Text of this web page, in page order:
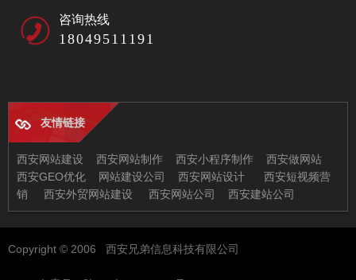
咨询热线
18049511191
地址：西安市未央区恒大都市广场11-2
友情链接
西安网站建设 西安网站制作 西安小程序制作
西安做网站
西安GEO优化
网站建设公司 西安网站设计
西安短视频营
销
西安外贸网站建设 西安网站公司 西安建站公司
Copyright © 2006 西安兄弟信息科技有限公司